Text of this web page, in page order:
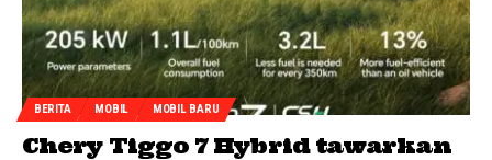
BERITA MOBIL MOBIL BARU
Chery Tiggo 7 Hybrid tawarkan